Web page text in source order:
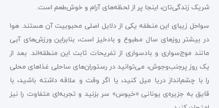
شریک زندگی‌تان، اینجا پر از لحظه‌های آرام و خوش‌طعم است.
سواحل زیبای این منطقه یکی از دلایل اصلی محبوبیت آن هستند. هوا
در بیشتر روزهای سال مطبوع و بادخیز است، بنابراین ورزش‌های آبی
مانند موج‌سواری و بادسواری از تفریحات ثابت این منطقه‌اند. بعد از
یک روز پرجنب‌وجوش، می‌توانید در رستوران‌های ساحلی غذاهای محلی
را با چشم‌انداز دریا میل کنید، یا اگر وقت و علاقه داشته باشید، با
قایق به جزیره‌ی یونانی «خیوس» سر بزنید و تجربه‌ای متفاوت را نیز